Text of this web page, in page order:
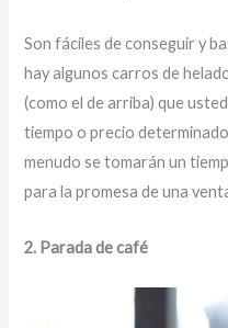
Son fáciles de conseguir y
hay algunos carros de
(como el de arriba) que
tiempo o precio
menudo se tomarán un
para la promesa de una
2. Parada de café